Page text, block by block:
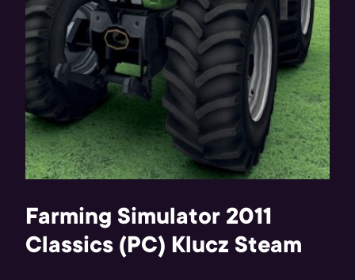
Farming Simulator 2011
Classics (PC) Klucz Steam